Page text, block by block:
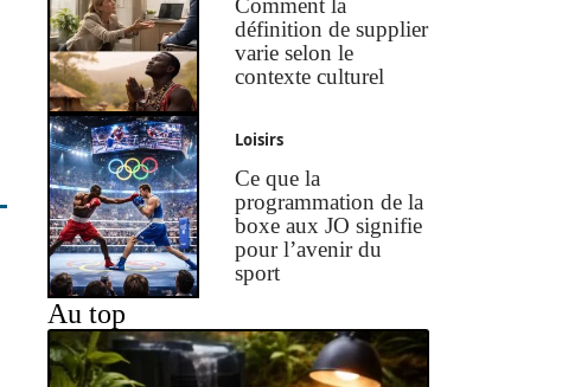
Comment la
définition de supplier
varie selon le
contexte culturel
Loisirs
Ce que la
programmation de la
boxe aux JO signifie
pour l’avenir du
sport
Au top